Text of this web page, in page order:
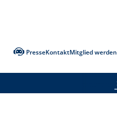
PresseKontaktMitglied werden